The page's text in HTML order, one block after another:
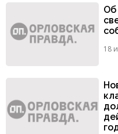
Об
18